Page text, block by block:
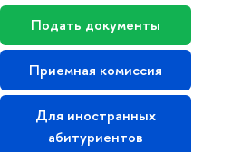
Подать документы
Приемная комиссия
Для иностранных
абитуриентов